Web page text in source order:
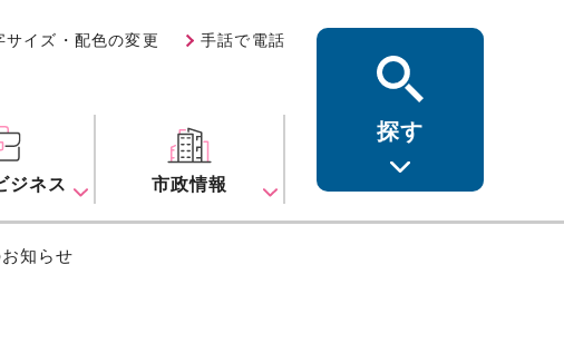
サイズ・配色の変更 手話で電話
ジネス 市政情報
探す
知らせ